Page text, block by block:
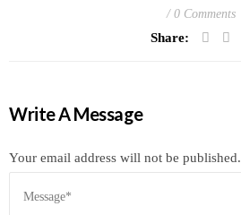
0 Comments
Share:
Write A Message
Your email address will not be published.